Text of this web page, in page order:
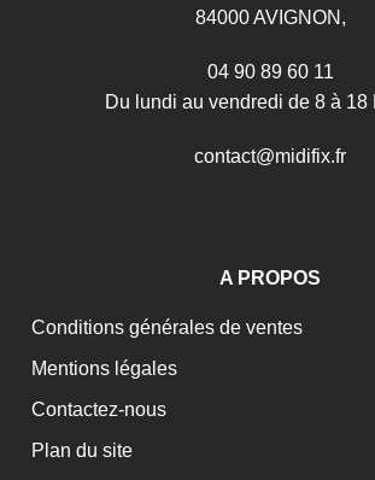
84000 AVIGNON,
04 90 89 60 11
Du lundi au vendredi de 8 à 18
contact@midifix.fr
A PROPOS
Conditions générales de ventes
Mentions légales
Contactez-nous
Plan du site